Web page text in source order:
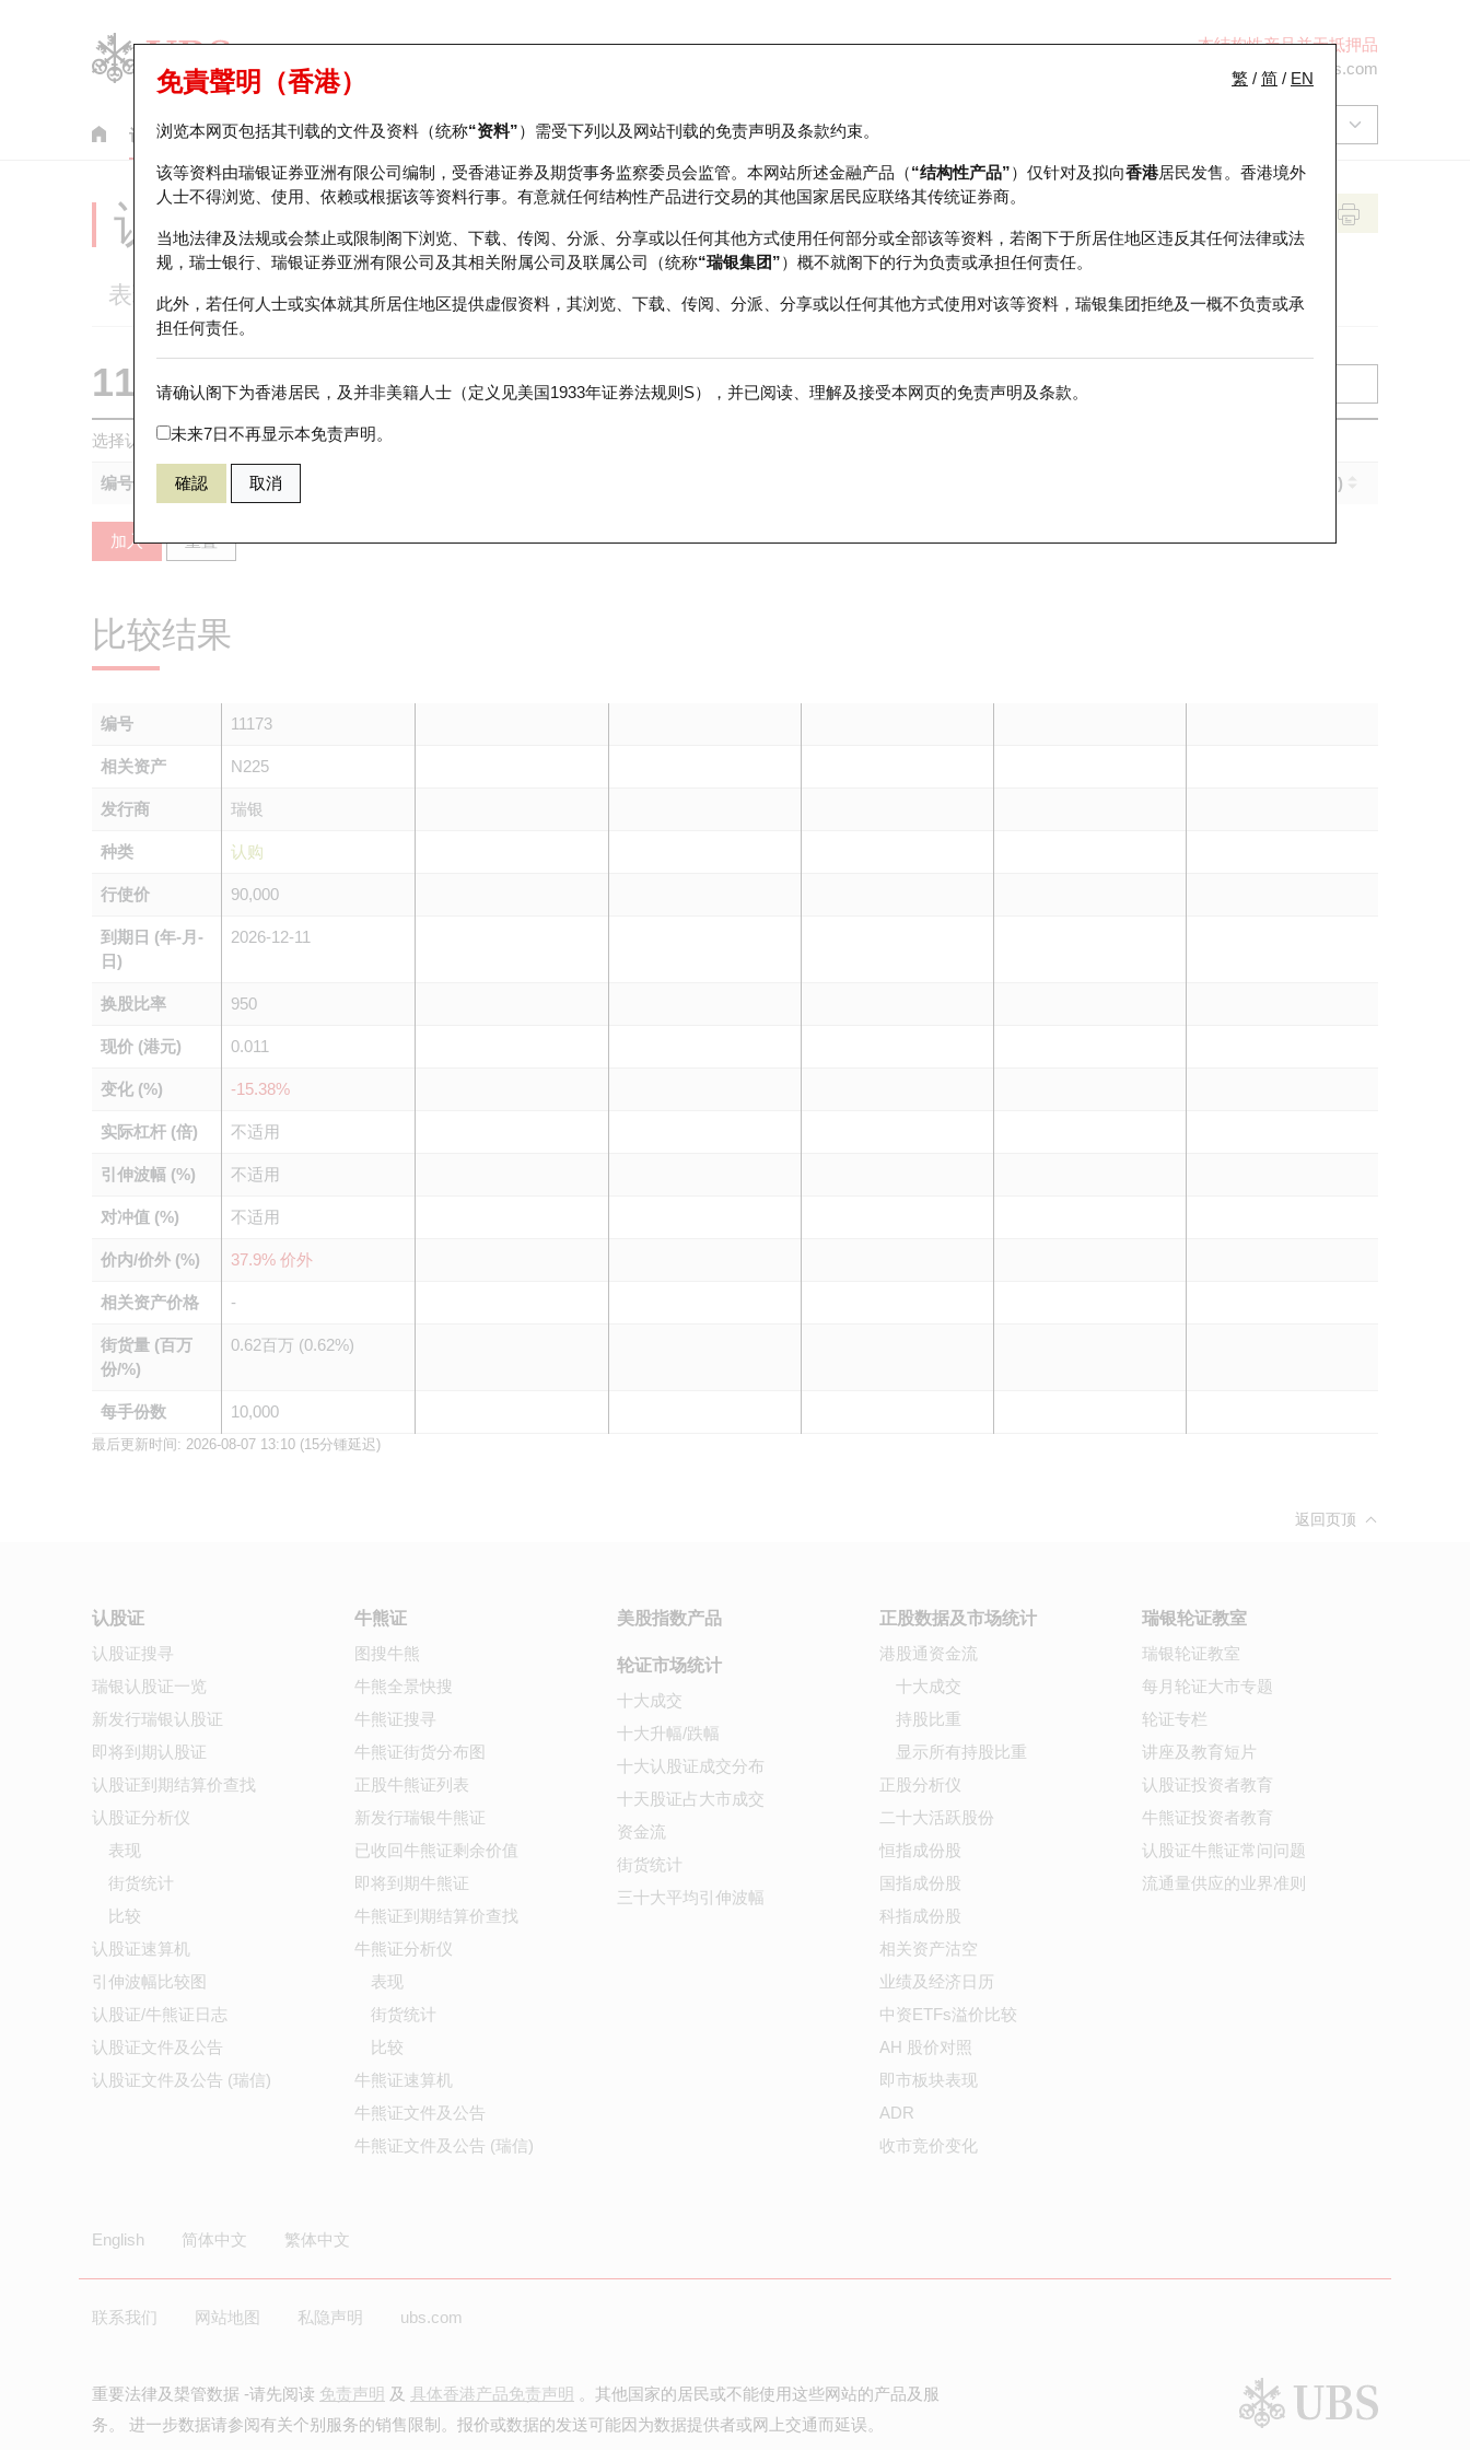
本结构性产品并无抵押品
ol-hkwarrants@ubs.com
认股证 牛熊证 美股指数产品 轮证市场统计 正股数据及市场统计 瑞银轮证教室
繁 / 简 / EN
免責聲明（香港）
浏览本网页包括其刊载的文件及资料（统称“资料”）需受下列以及网站刊载的免责声明及条款约束。
该等资料由瑞银证券亚洲有限公司编制，受香港证券及期货事务监察委员会监管。本网站所述金融产品（“结构性产品”）仅针对及拟向香港居民发售。香港境外
人士不得浏览、使用、依赖或根据该等资料行事。有意就任何结构性产品进行交易的其他国家居民应联络其传统证券商。
当地法律及法规或会禁止或限制阁下浏览、下载、传阅、分派、分享或以任何其他方式使用任何部分或全部该等资料，若阁下于所居住地区违反其任何法律或法
规，瑞士银行、瑞银证券亚洲有限公司及其相关附属公司及联属公司（统称“瑞银集团”）概不就阁下的行为负责或承担任何责任。
此外，若任何人士或实体就其所居住地区提供虚假资料，其浏览、下载、传阅、分派、分享或以任何其他方式使用对该等资料，瑞银集团拒绝及一概不负责或承
担任何责任。
请确认阁下为香港居民，及并非美籍人士（定义见美国1933年证券法规则S），并已阅读、理解及接受本网页的免责声明及条款。
未来7日不再显示本免责声明。
確認 取消
认股证分析仪
表现 街货统计 比较
11173 瑞银认购 N225 日经平均指数
选择认股证作比较*你可以选择最多五只认股证
编号 到期日 (年-月-日)
加入 重置
比较结果
编号 11173
相关资产 N225
发行商 瑞银
种类 认购
行使价 90,000
到期日 (年-月-
日)
2026-12-11
换股比率 950
现价 (港元) 0.011
变化 (%) -15.38%
实际杠杆 (倍) 不适用
引伸波幅 (%) 不适用
对冲值 (%) 不适用
价内/价外 (%) 37.9% 价外
相关资产价格 -
街货量 (百万
份/%)
0.62百万 (0.62%)
每手份数 10,000
最后更新时间: 2026-08-07 13:10 (15分锺延迟)
返回页顶
认股证
认股证搜寻
瑞银认股证一览
新发行瑞银认股证
即将到期认股证
认股证到期结算价查找
认股证分析仪
表现
街货统计
比较
认股证速算机
引伸波幅比较图
认股证/牛熊证日志
认股证文件及公告
认股证文件及公告 (瑞信)
牛熊证
图搜牛熊
牛熊全景快搜
牛熊证搜寻
牛熊证街货分布图
正股牛熊证列表
新发行瑞银牛熊证
已收回牛熊证剩余价值
即将到期牛熊证
牛熊证到期结算价查找
牛熊证分析仪
表现
街货统计
比较
牛熊证速算机
牛熊证文件及公告
牛熊证文件及公告 (瑞信)
美股指数产品
轮证市场统计
十大成交
十大升幅/跌幅
十大认股证成交分布
十天股证占大市成交
资金流
街货统计
三十大平均引伸波幅
正股数据及市场统计
港股通资金流
十大成交
持股比重
显示所有持股比重
正股分析仪
二十大活跃股份
恒指成份股
国指成份股
科指成份股
相关资产沽空
业绩及经济日历
中资ETFs溢价比较
AH 股价对照
即市板块表现
ADR
收市竞价变化
瑞银轮证教室
瑞银轮证教室
每月轮证大市专题
轮证专栏
讲座及教育短片
认股证投资者教育
牛熊证投资者教育
认股证牛熊证常问问题
流通量供应的业界准则
English 简体中文 繁体中文
联系我们 网站地图 私隐声明 ubs.com
重要法律及槼管数据 -请先阅读 免责声明 及 具体香港产品免责声明 。其他国家的居民或不能使用这些网站的产品及服
务。 进一步数据请参阅有关个别服务的销售限制。报价或数据的发送可能因为数据提供者或网上交通而延误。